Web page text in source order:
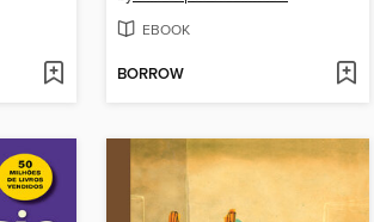
EBOOK
BORROW